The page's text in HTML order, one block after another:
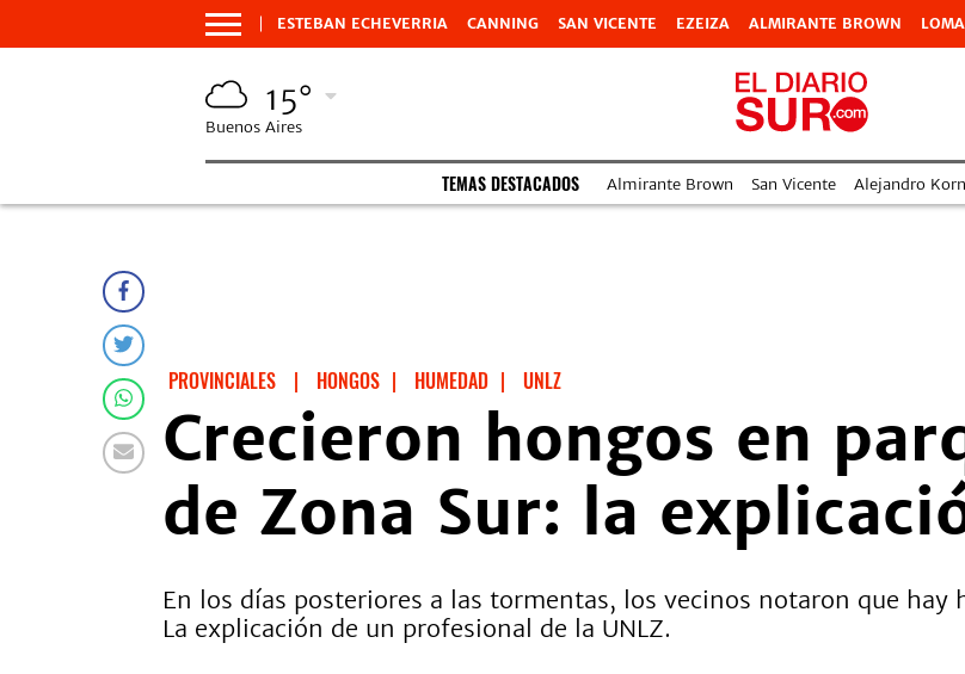
ESTEBAN ECHEVERRIA CANNING SAN VICENTE EZEIZA ALMIRANTE BROWN
15°
Buenos Aires
TEMAS DESTACADOS Almirante Brown San Vicente Alejandro Korn
PROVINCIALES | HONGOS | HUMEDAD | UNLZ
Crecieron hongos en
de Zona Sur: la
En los días posteriores a las tormentas, los vecinos notaron que hay
La explicación de un profesional de la UNLZ.